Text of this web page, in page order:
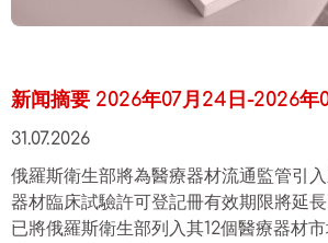
新闻摘要 2026年07月24日-2026年
31.07.2026
俄羅斯衛生部將為醫療器材流通監管引
器材臨床試驗許可登記冊有效期限將延
已將俄羅斯衛生部列入其12個醫療器材